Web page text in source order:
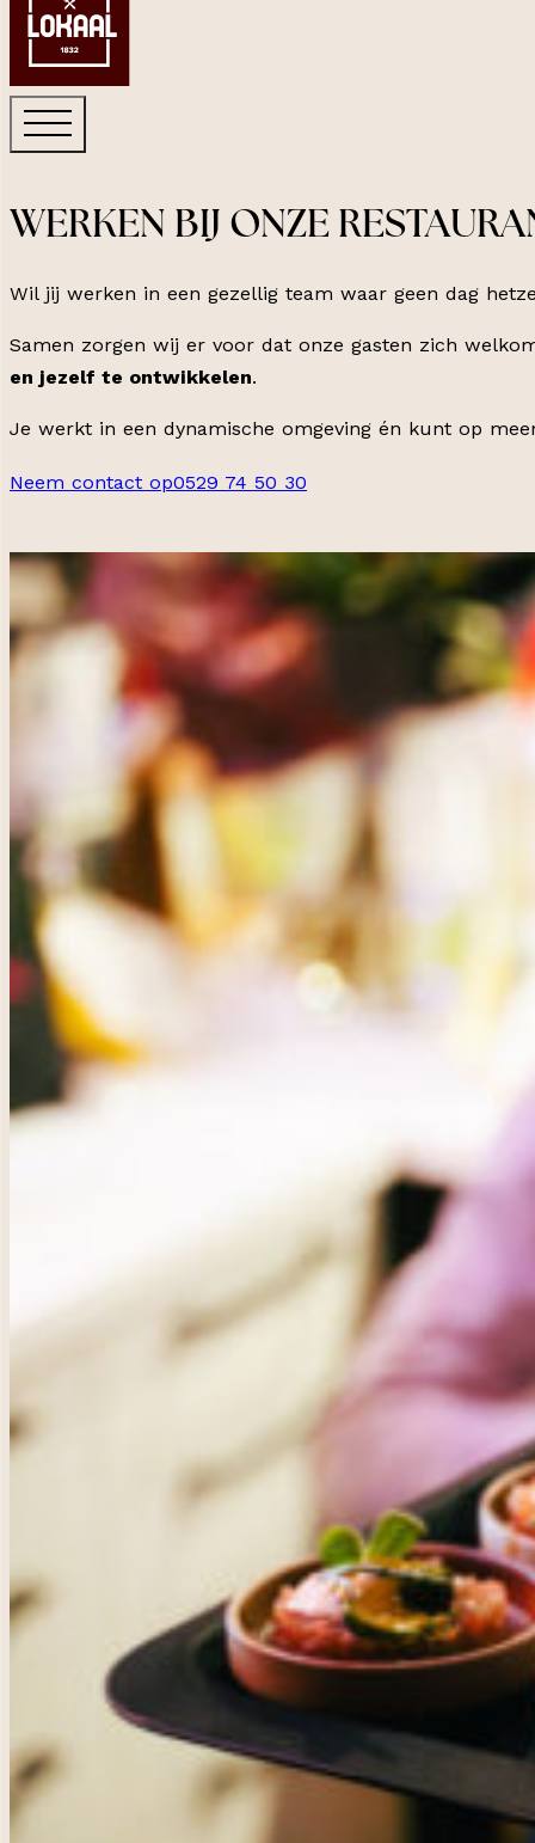
WERKEN BIJ ONZE
Wil jij werken in een gezellig team waar geen dag
Samen zorgen wij er voor dat onze gasten zich
en jezelf te ontwikkelen.
Je werkt in een dynamische omgeving én kunt op
Neem contact op0529 74 50 30